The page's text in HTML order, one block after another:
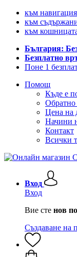
към
към
към
България:
Безплатно
Поне 1
Помощ
Къде е
Цена на
Начини
Контакт
Всички
Вход
Вход
Вие сте нов
Създаване на